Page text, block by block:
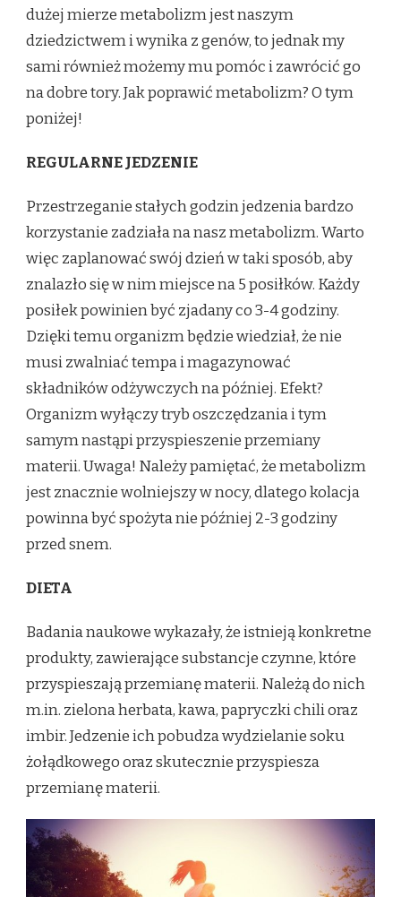
dużej mierze metabolizm jest naszym
dziedzictwem i wynika z genów, to jednak my
sami również możemy mu pomóc i zawrócić go
na dobre tory. Jak poprawić metabolizm? O tym
poniżej!
REGULARNE JEDZENIE
Przestrzeganie stałych godzin jedzenia bardzo
korzystanie zadziała na nasz metabolizm. Warto
więc zaplanować swój dzień w taki sposób, aby
znalazło się w nim miejsce na 5 posiłków. Każdy
posiłek powinien być zjadany co 3-4 godziny.
Dzięki temu organizm będzie wiedział, że nie
musi zwalniać tempa i magazynować
składników odżywczych na później. Efekt?
Organizm wyłączy tryb oszczędzania i tym
samym nastąpi przyspieszenie przemiany
materii. Uwaga! Należy pamiętać, że metabolizm
jest znacznie wolniejszy w nocy, dlatego kolacja
powinna być spożyta nie później 2-3 godziny
przed snem.
DIETA
Badania naukowe wykazały, że istnieją konkretne
produkty, zawierające substancje czynne, które
przyspieszają przemianę materii. Należą do nich
m.in. zielona herbata, kawa, papryczki chili oraz
imbir. Jedzenie ich pobudza wydzielanie soku
żołądkowego oraz skutecznie przyspiesza
przemianę materii.